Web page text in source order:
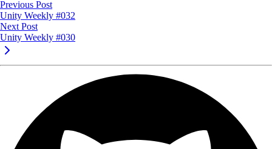
Previous Post
Unity Weekly #032
Next Post
Unity Weekly #030